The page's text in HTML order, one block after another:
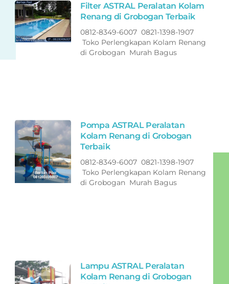
Filter ASTRAL Peralatan Kolam
Renang di Grobogan Terbaik
0812-8349-6007 0821-1398-1907
Toko Perlengkapan Kolam Renang
di Grobogan Murah Bagus
Pompa ASTRAL Peralatan
Kolam Renang di Grobogan
Terbaik
0812-8349-6007 0821-1398-1907
Toko Perlengkapan Kolam Renang
di Grobogan Murah Bagus
Lampu ASTRAL Peralatan
Kolam Renang di Grobogan